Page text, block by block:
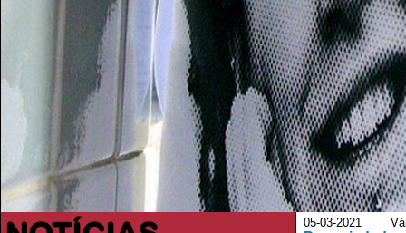
05-03-2021